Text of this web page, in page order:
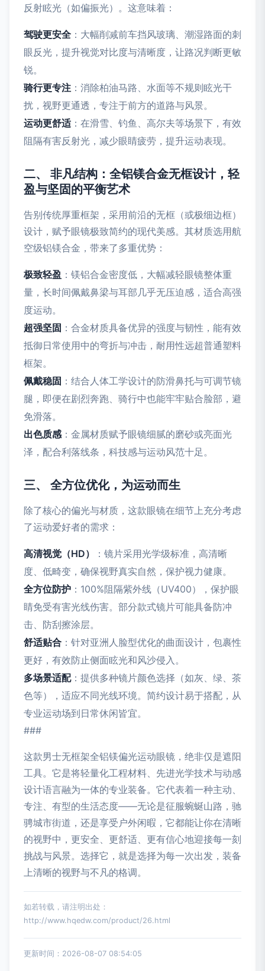
反射眩光（如偏振光）。这意味着：
驾驶更安全 ：大幅削减前车挡风玻璃、潮湿路面的刺
眼反光，提升视觉对比度与清晰度，让路况判断更敏
锐。
骑行更专注 ：消除柏油马路、水面等不规则眩光干
扰，视野更通透，专注于前方的道路与风景。
运动更舒适 ：在滑雪、钓鱼、高尔夫等场景下，有效
阻隔有害反射光，减少眼睛疲劳，提升运动表现。
二、 非凡结构：全铝镁合金无框设计，轻
盈与坚固的平衡艺术
告别传统厚重框架，采用前沿的无框（或极细边框）
设计，赋予眼镜极致简约的现代美感。其材质选用航
空级铝镁合金，带来了多重优势：
极致轻盈 ：镁铝合金密度低，大幅减轻眼镜整体重
量，长时间佩戴鼻梁与耳部几乎无压迫感，适合高强
度运动。
超强坚固 ：合金材质具备优异的强度与韧性，能有效
抵御日常使用中的弯折与冲击，耐用性远超普通塑料
框架。
佩戴稳固 ：结合人体工学设计的防滑鼻托与可调节镜
腿，即便在剧烈奔跑、骑行中也能牢牢贴合脸部，避
免滑落。
出色质感：金属材质赋予眼镜细腻的磨砂或亮面光
泽，配合利落线条，科技感与运动风范十足。
三、 全方位优化，为运动而生
除了核心的偏光与材质，这款眼镜在细节上充分考虑
了运动爱好者的需求：
高清视觉（HD）
：镜片采用光学级标准，高清晰
度、低畸变，确保视野真实自然，保护视力健康。
全方位防护 ：100%阻隔紫外线（UV400），保护眼
睛免受有害光线伤害。部分款式镜片可能具备防冲
击、防刮擦涂层。
舒适贴合 ：针对亚洲人脸型优化的曲面设计，包裹性
更好，有效防止侧面眩光和风沙侵入。
多场景适配：提供多种镜片颜色选择（如灰、绿、茶
色等），适应不同光线环境。简约设计易于搭配，从
专业运动场到日常休闲皆宜。
###
这款男士无框架全铝镁偏光运动眼镜，绝非仅是遮阳
工具。它是将轻量化工程材料、先进光学技术与动感
设计语言融为一体的专业装备。它代表着一种主动、
专注、有型的生活态度——无论是征服蜿蜒山路，驰
骋城市街道，还是享受户外闲暇，它都能让你在清晰
的视野中，更安全、更舒适、更有信心地迎接每一刻
挑战与风景。选择它，就是选择为每一次出发，装备
上清晰的视野与不凡的格调。
如若转载，请注明出处：
http://www.hqedw.com/product/26.html
更新时间：2026-08-07 08:54:05